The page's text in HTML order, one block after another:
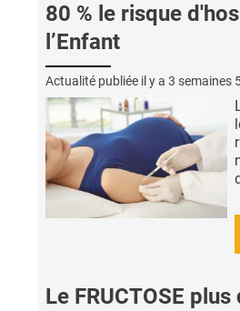
80 % le risque
l’Enfant
Actualité publiée il y a 3 semaines
Le FRUCTOSE